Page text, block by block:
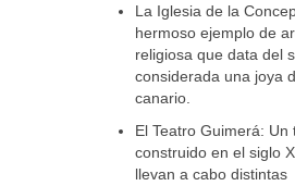
La Iglesia de la
hermoso ejemplo de
religiosa que data del
considerada una joya
canario.
El Teatro Guimerá: Un
construido en el siglo
llevan a cabo distintas